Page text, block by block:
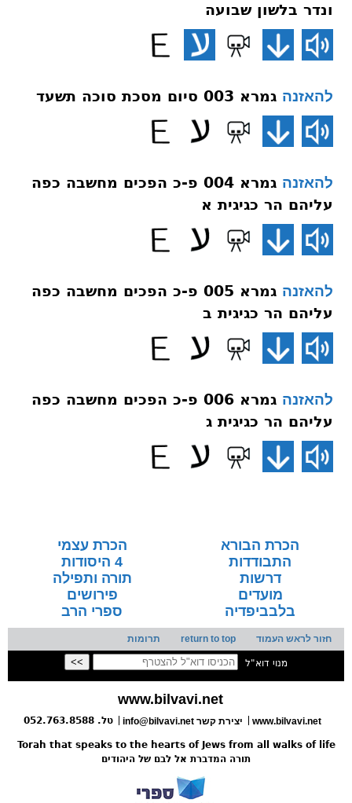
ונדר בלשון שבועה
להאזנה גמרא 003 סיום מסכת סוכה תשעד
להאזנה
גמרא 004 פ-כ הפכים מחשבה כפה
עליהם הר כגיגית א
להאזנה
גמרא 005 פ-כ הפכים מחשבה כפה
עליהם הר כגיגית ב
להאזנה
גמרא 006 פ-כ הפכים מחשבה כפה
עליהם הר כגיגית ג
הכרת הבורא
הכרת עצמי
התבודדות
4 היסודות
דרשות
תורה ותפילה
מועדים
פירושים
בלבביפדיה
ספרי הרב
חזור לראש העמוד return to top תרומות
מנוי דוא"ל
www.bilvavi.net
www.bilvavi.net info@bilvavi.net יצירת קשר טל. 052.763.8588
Torah that speaks to the hearts of Jews from all walks of life
תורה המדברת אל לבם של היהודים